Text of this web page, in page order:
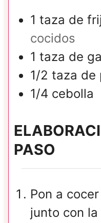
1 taza de
cocidos
1 taza de
1/2 taza de
1/4 cebolla
PASO
Pon a
junto con